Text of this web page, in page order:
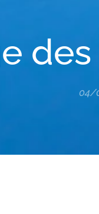
04/